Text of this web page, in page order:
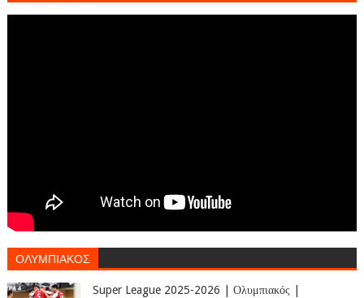
ΟΛΥΜΠΙΑΚΟΣ
Super League 2025-2026 | Ολυμπιακός |